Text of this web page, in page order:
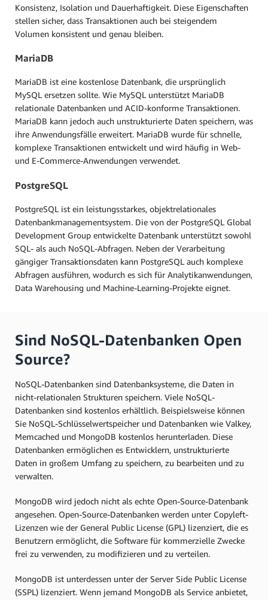
Konsistenz, Isolation und Dauerhaftigkeit. Diese Eigenschaften
stellen sicher, dass Transaktionen auch bei steigendem
Volumen konsistent und genau bleiben.
MariaDB
MariaDB ist eine kostenlose Datenbank, die ursprünglich
MySQL ersetzen sollte. Wie MySQL unterstützt MariaDB
relationale Datenbanken und ACID-konforme Transaktionen.
MariaDB kann jedoch auch unstrukturierte Daten speichern, was
ihre Anwendungsfälle erweitert. MariaDB wurde für schnelle,
komplexe Transaktionen entwickelt und wird häufig in Web-
und E-Commerce-Anwendungen verwendet.
PostgreSQL
PostgreSQL ist ein leistungsstarkes, objektrelationales
Datenbankmanagementsystem. Die von der PostgreSQL Global
Development Group entwickelte Datenbank unterstützt sowohl
SQL- als auch NoSQL-Abfragen. Neben der Verarbeitung
gängiger Transaktionsdaten kann PostgreSQL auch komplexe
Abfragen ausführen, wodurch es sich für Analytikanwendungen,
Data Warehousing und Machine-Learning-Projekte eignet.
Sind NoSQL-Datenbanken Open
Source?
NoSQL-Datenbanken sind Datenbanksysteme, die Daten in
nicht-relationalen Strukturen speichern. Viele NoSQL-
Datenbanken sind kostenlos erhältlich. Beispielsweise können
Sie NoSQL-Schlüsselwertspeicher und Datenbanken wie Valkey,
Memcached und MongoDB kostenlos herunterladen. Diese
Datenbanken ermöglichen es Entwicklern, unstrukturierte
Daten in großem Umfang zu speichern, zu bearbeiten und zu
verwalten.
MongoDB wird jedoch nicht als echte Open-Source-Datenbank
angesehen. Open-Source-Datenbanken werden unter Copyleft-
Lizenzen wie der General Public License (GPL) lizenziert, die es
Benutzern ermöglicht, die Software für kommerzielle Zwecke
frei zu verwenden, zu modifizieren und zu verteilen.
MongoDB ist unterdessen unter der Server Side Public License
(SSPL) lizenziert. Wenn jemand MongoDB als Service anbietet,